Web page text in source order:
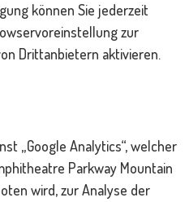
können Sie jederzeit
zur
Drittanbietern aktivieren.
„Google Analytics“, welcher
Parkway Mountain
wird, zur Analyse der